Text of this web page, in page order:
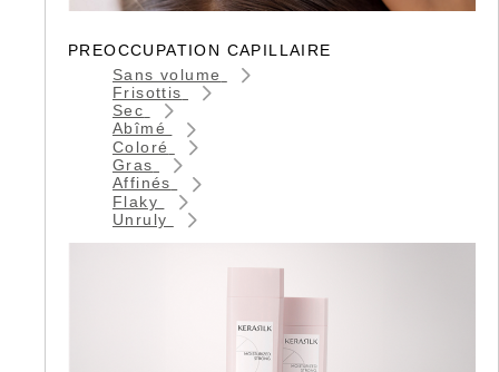
PREOCCUPATION CAPILLAIRE
Sans volume
Frisottis
Sec
Abîmé
Coloré
Gras
Affinés
Flaky
Unruly